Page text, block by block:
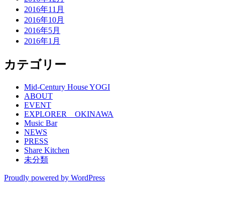
2016年11月
2016年10月
2016年5月
2016年1月
カテゴリー
Mid-Century House YOGI
ABOUT
EVENT
EXPLORER OKINAWA
Music Bar
NEWS
PRESS
Share Kitchen
未分類
Proudly powered by WordPress